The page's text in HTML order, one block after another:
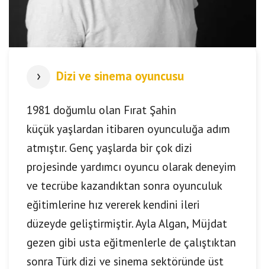
Dizi ve sinema oyuncusu
1981 doğumlu olan Fırat Şahin
küçük yaşlardan itibaren oyunculuğa adım
atmıştır. Genç yaşlarda bir çok dizi
projesinde yardımcı oyuncu olarak deneyim
ve tecrübe kazandıktan sonra oyunculuk
eğitimlerine hız vererek kendini ileri
düzeyde geliştirmiştir. Ayla Algan, Müjdat
gezen gibi usta eğitmenlerle de çalıştıktan
sonra Türk dizi ve sinema sektöründe üst